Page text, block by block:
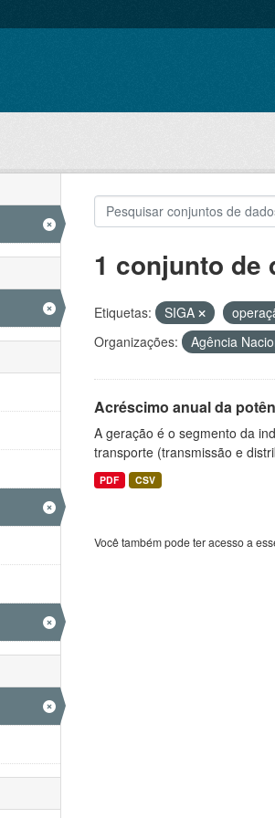
1 conjunto de
Etiquetas: SIGA
Organizações:
Agência
Acréscimo anual da
A geração é o segmento da
transporte (transmissão e
PDF CSV
Você também pode ter acesso a